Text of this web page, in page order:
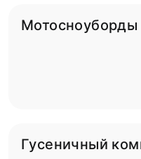
Мотосноуборды
Гусеничный